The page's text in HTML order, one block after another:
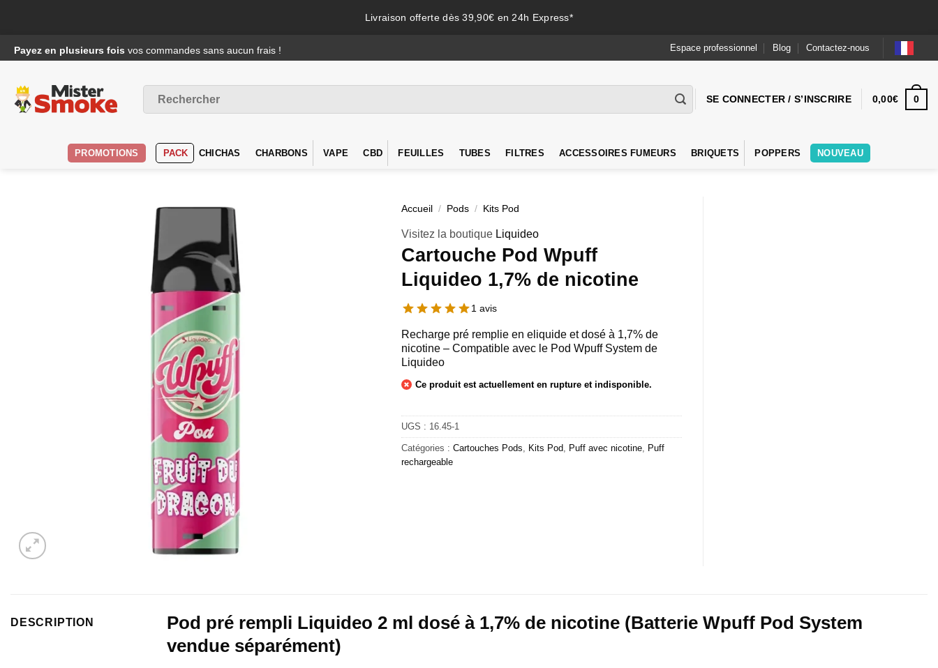
Livraison offerte dès 39,90€ en 24h Express*
au
Payez en plusieurs fois vos commandes sans aucun frais ! Espace professionnel Blog Contactez-nous
pour :
SE CONNECTER / S’INSCRIRE 0,00€ 0
PROMOTIONS PACK CHICHAS CHARBONS VAPE CBD FEUILLES TUBES FILTRES ACCESSOIRES FUMEURS BRIQUETS POPPERS NOUVEAU
Accueil / Pods / Kits Pod
Visitez la boutique Liquideo
Cartouche Pod Wpuff
Liquideo 1,7% de nicotine
1 avis
Recharge pré remplie en eliquide et dosé à 1,7% de
nicotine – Compatible avec le Pod Wpuff System de
Liquideo
Ce produit est actuellement en rupture et indisponible.
UGS : 16.45-1
Catégories : Cartouches Pods, Kits Pod, Puff avec nicotine, Puff
rechargeable
DESCRIPTION
Pod pré rempli Liquideo 2 ml dosé à 1,7% de nicotine (Batterie Wpuff Pod System
vendue séparément)